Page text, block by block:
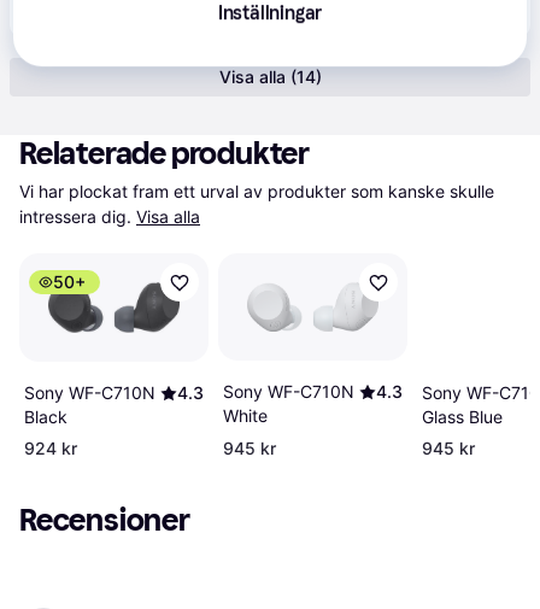
Visa alla (14)
Relaterade produkter
Vi har plockat fram ett urval av produkter som kanske skulle
intressera dig. Visa alla
50+
Sony WF-C710N
Black
4.3
924 kr
Sony WF-C710N
White
4.3
945 kr
Sony WF-
Glass Blue
945 kr
Recensioner
Inställningar